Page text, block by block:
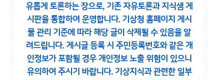
유롭게 토론하는 장으로, 기존 자유토론과 지식샘 게
시판을 통합하여 운영합니다. 기상청 홈페이지 게시
물 관리 기준에 따라 해당 글이 삭제될 수 있음을 알
려드립니다. 게시글 등록 시 주민등록번호와 같은 개
인정보가 포함될 경우 개인정보 노출 위험이 있으니
유의하여 주시기 바랍니다. 기상지식과 관련한 일부